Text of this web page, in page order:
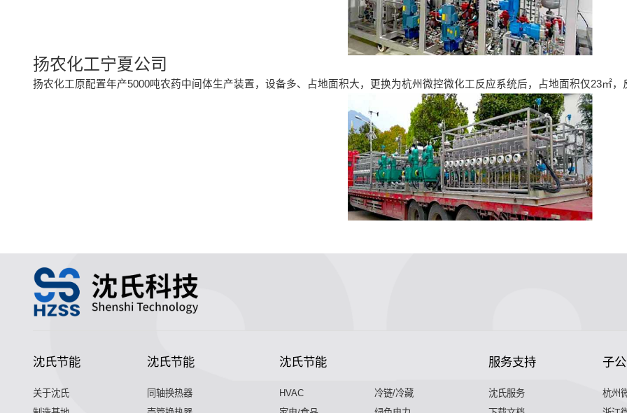
扬农化工宁夏公司
扬农化工原配置年产5000吨农药中间体生产装置，设备多、占地面积大，更换为杭州微控微化工反应系统后，占地面积仅23㎡
沈氏节能
关于沈氏
沈氏节能
同轴换热器
沈氏节能
HVAC
冷链/冷藏
服务支持
沈氏服务
子
杭州